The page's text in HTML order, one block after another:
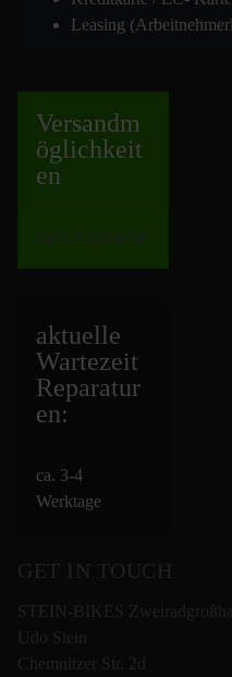
Leasing
Versandm
öglichkeit
en
nach Absprache
aktuelle
Wartezeit
Reparatur
en:
ca. 3-4
Werktage
GET IN TOUCH
STEIN-BIKES
Udo Stein
Chemnitzer Str. 2d